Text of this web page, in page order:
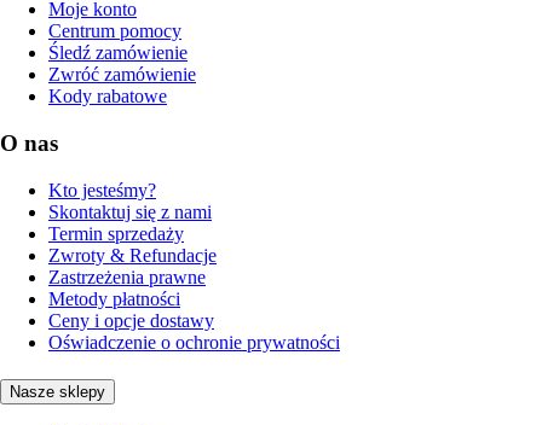
Moje konto
Centrum pomocy
Śledź zamówienie
Zwróć zamówienie
Kody rabatowe
O nas
Kto jesteśmy?
Skontaktuj się z nami
Termin sprzedaży
Zwroty & Refundacje
Zastrzeżenia prawne
Metody płatności
Ceny i opcje dostawy
Oświadczenie o ochronie prywatności
Nasze sklepy